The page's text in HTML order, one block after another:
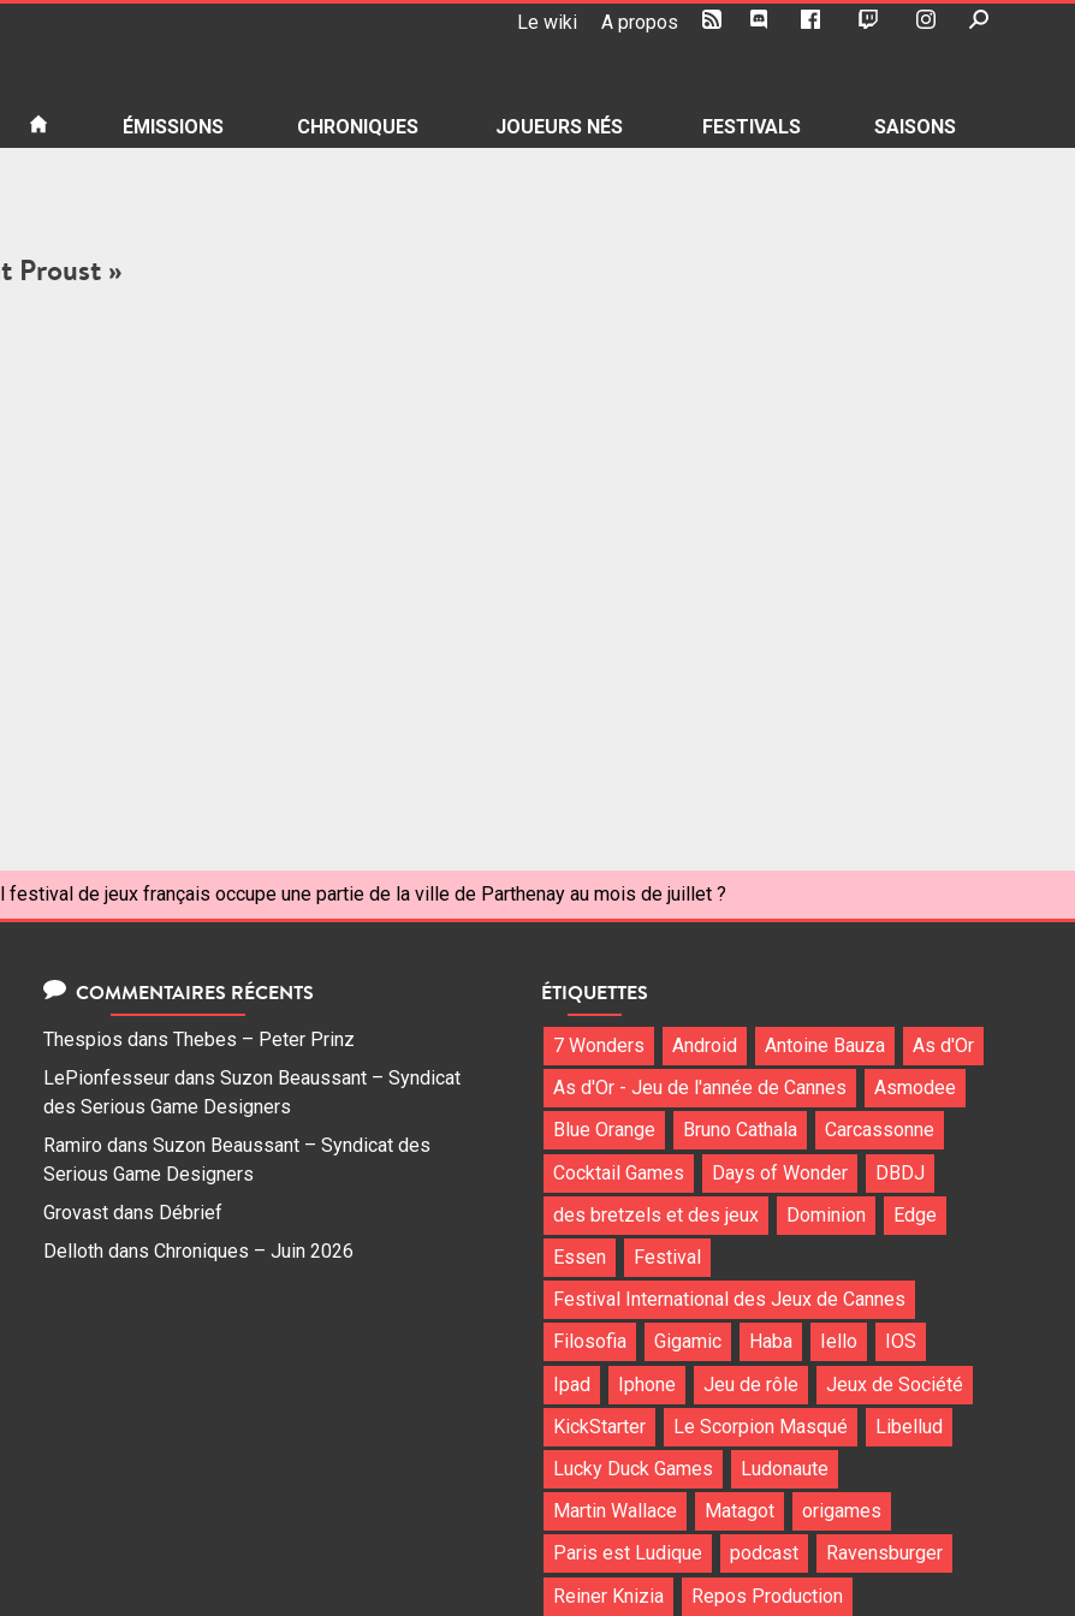
Le wiki A propos
ÉMISSIONS CHRONIQUES JOUEURS NÉS FESTIVALS SAISONS
Proust »
festival de jeux français occupe une partie de la ville de Parthenay au mois de juillet ?
COMMENTAIRES RÉCENTS
Thespios dans Thebes – Peter Prinz
LePionfesseur dans Suzon Beaussant – Syndicat
des Serious Game Designers
Ramiro dans Suzon Beaussant – Syndicat des
Serious Game Designers
Grovast dans Débrief
Delloth dans Chroniques – Juin 2026
ÉTIQUETTES
7 Wonders Android Antoine Bauza
As d'Or
As d'Or - Jeu de l'année de Cannes
Asmodee
Blue Orange
Bruno Cathala
Carcassonne
Cocktail Games
Days of Wonder
DBDJ
des bretzels et des jeux
Dominion
Edge
Essen
Festival
Festival International des Jeux de Cannes
Filosofia
Gigamic Haba Iello
IOS
Ipad
Iphone Jeu de rôle
Jeux de Société
KickStarter
Le Scorpion Masqué
Libellud
Lucky Duck Games
Ludonaute
Martin Wallace
Matagot
origames
Paris est Ludique
podcast
Ravensburger
Reiner Knizia
Repos Production